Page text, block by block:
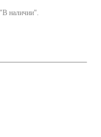
"В наличии".